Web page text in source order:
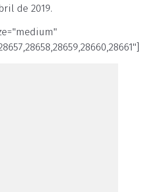
de 2019.